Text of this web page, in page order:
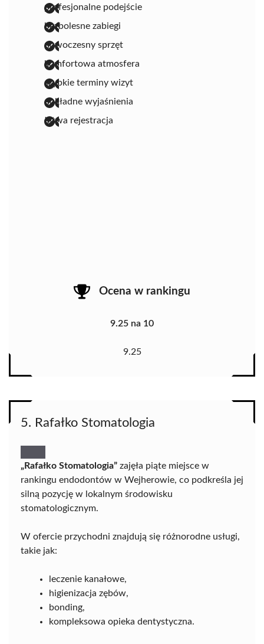
profesjonalne podejście
bezbolesne zabiegi
nowoczesny sprzęt
komfortowa atmosfera
szybkie terminy wizyt
dokładne wyjaśnienia
łatwa rejestracja
Ocena w rankingu
9.25 na 10
9.25
5. Rafałko Stomatologia
„Rafałko Stomatologia” zajęła piąte miejsce w
rankingu endodontów w Wejherowie, co podkreśla jej
silną pozycję w lokalnym środowisku
stomatologicznym.
W ofercie przychodni znajdują się różnorodne usługi,
takie jak:
leczenie kanałowe,
higienizacja zębów,
bonding,
kompleksowa opieka dentystyczna.